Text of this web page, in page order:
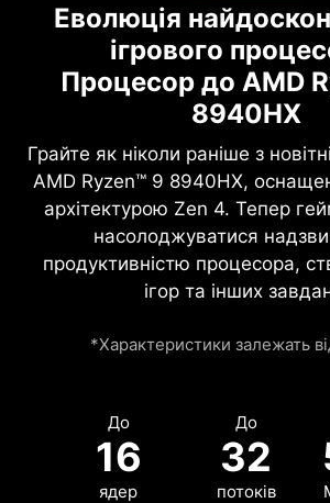
Еволюція
ігрового
Процесор до AMD
8940HX
Грайте як ніколи раніше з
AMD Ryzen™ 9 8940HX,
архітектурою Zen 4. Тепер
насолоджуватися
продуктивністю процесора,
ігор та інших
*Характеристики залежать
До
16
ядер
До
32
потоків